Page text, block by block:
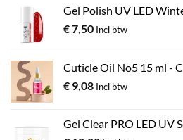
Gel Polish UV LED
€7,50 Incl btw
Cuticle Oil No5 15 ml -
€ 9,08 Incl btw
Gel Clear PRO LED UV